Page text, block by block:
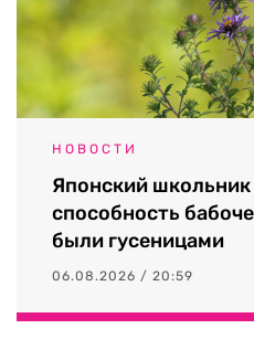
НОВОСТИ
Японский
способность
были гусеницами
06.08.2026 / 20:59